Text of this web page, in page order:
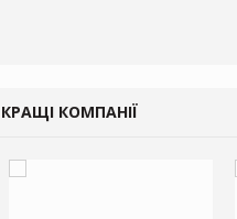
КРАЩІ КОМПАНІЇ